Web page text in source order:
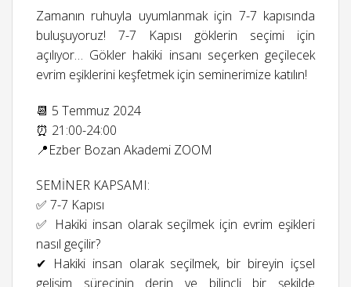
Zamanın ruhuyla uyumlanmak için 7-7 kapısında
buluşuyoruz! 7-7 Kapısı göklerin seçimi için
açılıyor… Gökler hakiki insanı seçerken geçilecek
evrim eşiklerini keşfetmek için seminerimize katılın!
📆 5 Temmuz 2024
⏰ 21:00-24:00
📍Ezber Bozan Akademi ZOOM
SEMİNER KAPSAMI:
✅ 7-7 Kapısı
✅ Hakiki insan olarak seçilmek için evrim eşikleri
nasıl geçilir?
✔ Hakiki insan olarak seçilmek, bir bireyin içsel
gelişim sürecinin derin ve bilinçli bir şekilde